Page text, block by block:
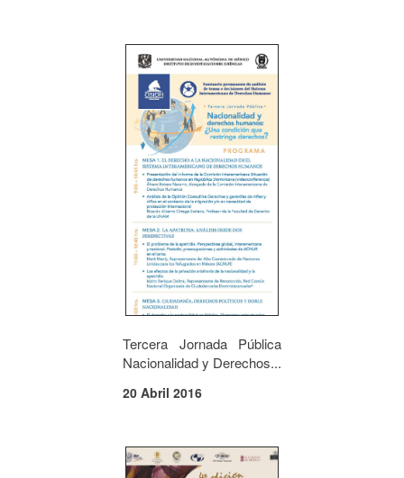
Tercera Jornada Pública
Nacionalidad y Derechos...
20 Abril 2016